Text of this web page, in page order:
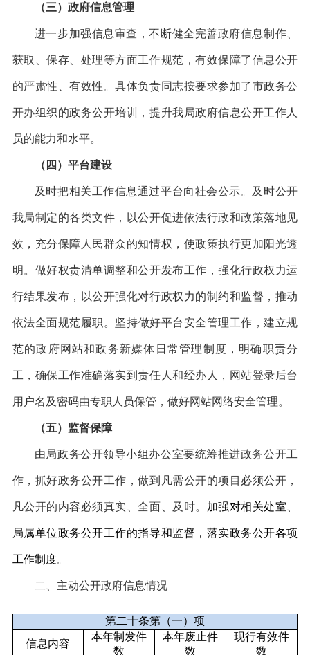
（三）政府信息管理
进一步加强信息审查，不断健全完善政府信息制作、
获取、保存、处理等方面工作规范，有效保障了信息公开
的严肃性、有效性。具体负责同志按要求参加了市政务公
开办组织的政务公开培训，提升我局政府信息公开工作人
员的能力和水平。
（四）平台建设
及时把相关工作信息通过平台向社会公示。及时公开
我局制定的各类文件，以公开促进依法行政和政策落地见
效，充分保障人民群众的知情权，使政策执行更加阳光透
明。做好权责清单调整和公开发布工作，强化行政权力运
行结果发布，以公开强化对行政权力的制约和监督，推动
依法全面规范履职。 坚持做好平台安全管理工作，建立规
范的政府网站和政务新媒体日常管理制度，明确职责分
工，确保工作准确落实到责任人和经办人，网站登录后台
用户名及密码由专职人员保管，做好网站网络安全管理。
（五）监督保障
由局政务公开领导小组办公室要统筹推进政务公开工
作，抓好政务公开工作，做到凡需公开的项目必须公开，
凡公开的内容必须真实、全面、及时。 加强对相关处室、
局属单位政务公开工作的指导和监督，落实政务公开各项
工作制度。
二、主动公开政府信息情况
第二十条第（一）项
信息内容
本年制发件
数
本年废止件
数
现行有效件
数